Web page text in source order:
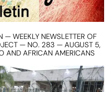
— WEEKLY NEWSLETTER OF
— NO. 283 — AUGUST 5,
AND AFRICAN AMERICANS